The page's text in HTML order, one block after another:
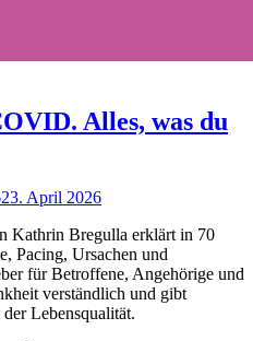
Alles, was du
23. April 2026
Kathrin Bregulla erklärt in 70
Pacing, Ursachen und
für Betroffene, Angehörige und
verständlich und gibt
Lebensqualität.